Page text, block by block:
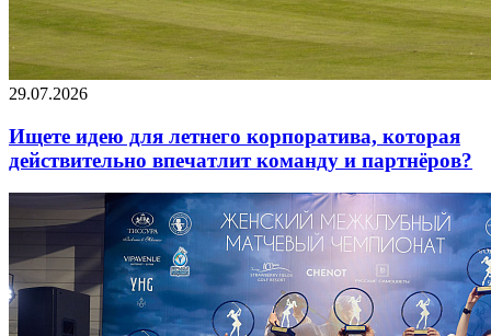
29.07.2026
Ищете идею для летнего корпоратива, которая
действительно впечатлит команду и партнёров?